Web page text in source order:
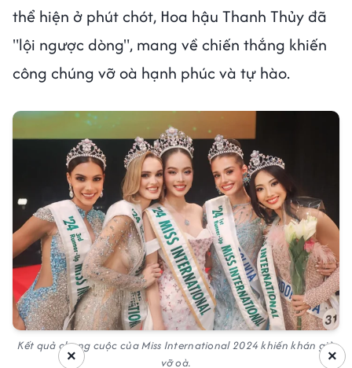
thể hiện ở phút chót, Hoa hậu Thanh Thủy đã
"lội ngược dòng", mang về chiến thắng khiến
công chúng vỡ oà hạnh phúc và tự hào.
Kết quả chung cuộc của Miss International 2024 khiến khán giả
vỡ oà.
×
×